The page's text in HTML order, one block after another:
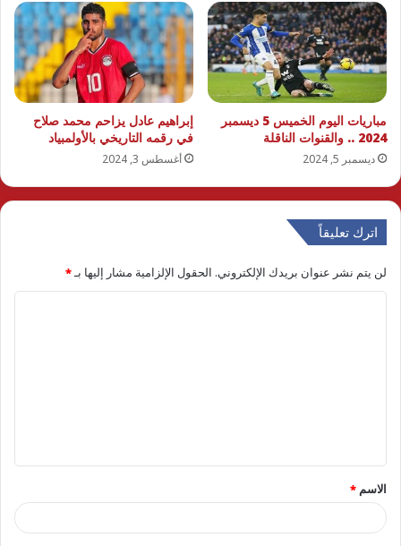
مباريات اليوم الخميس 5 ديسمبر
2024 .. والقنوات الناقلة
ديسمبر 5, 2024
إبراهيم عادل يزاحم محمد صلاح
في رقمه التاريخي بالأولمبياد
أغسطس 3, 2024
اترك تعليقاً
لن يتم نشر عنوان بريدك الإلكتروني. الحقول الإلزامية مشار إليها بـ*
ق
*
الاسم *